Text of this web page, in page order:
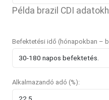
Példa brazil CDI
Befektetési idő (hónapokban –
Alkalmazandó adó (%):